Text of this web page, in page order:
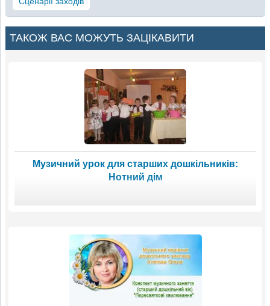
ТАКОЖ ВАС МОЖУТЬ ЗАЦІКАВИТИ
Музичний урок для старших дошкільників:
Нотний дім